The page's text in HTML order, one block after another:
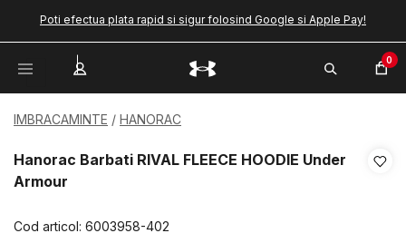
Poti efectua plata rapid si sigur folosind Google si Apple Pay!
0
IMBRACAMINTE HANORAC
Hanorac Barbati RIVAL FLEECE HOODIE Under
Armour
Cod articol: 6003958-402